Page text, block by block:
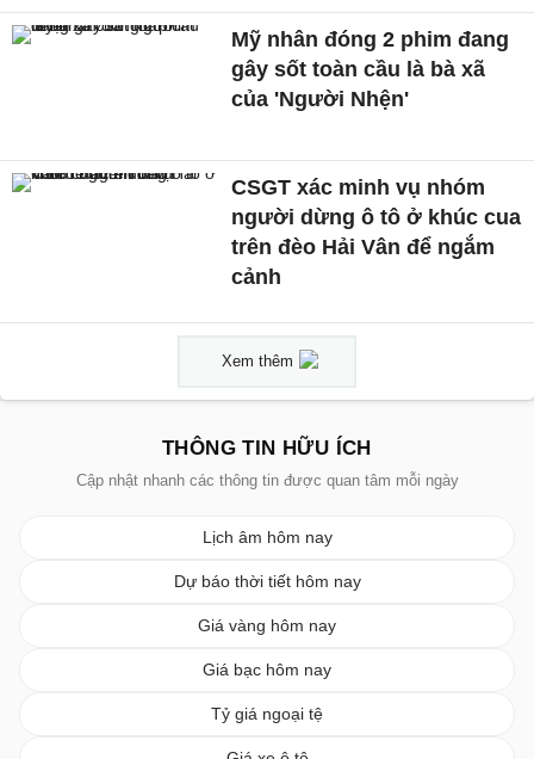
Mỹ nhân đóng 2 phim đang
gây sốt toàn cầu là bà xã
của 'Người Nhện'
CSGT xác minh vụ nhóm
người dừng ô tô ở khúc cua
trên đèo Hải Vân để ngắm
cảnh
Xem thêm
THÔNG TIN HỮU ÍCH
Cập nhật nhanh các thông tin được quan tâm mỗi ngày
Lịch âm hôm nay
Dự báo thời tiết hôm nay
Giá vàng hôm nay
Giá bạc hôm nay
Tỷ giá ngoại tệ